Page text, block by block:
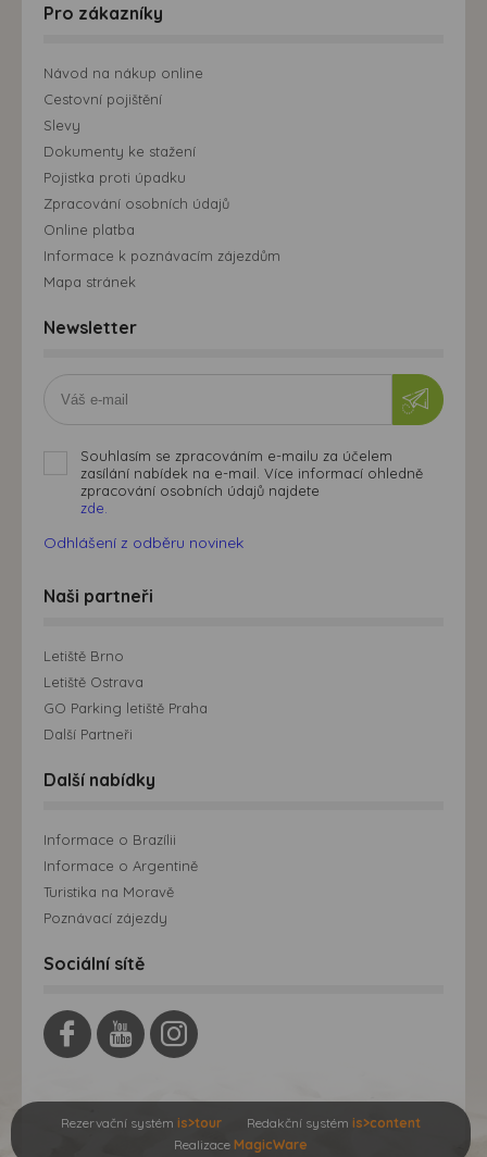
Pro zákazníky
Návod na nákup online
Cestovní pojištění
Slevy
Dokumenty ke stažení
Pojistka proti úpadku
Zpracování osobních údajů
Online platba
Informace k poznávacím zájezdům
Mapa stránek
Newsletter
Souhlasím se zpracováním e-mailu za účelem
zasílání nabídek na e-mail. Více informací ohledně
zpracování osobních údajů najdete
zde.
Odhlášení z odběru novinek
Naši partneři
Letiště Brno
Letiště Ostrava
GO Parking letiště Praha
Další Partneři
Další nabídky
Informace o Brazílii
Informace o Argentině
Turistika na Moravě
Poznávací zájezdy
Sociální sítě
Rezervační systém is>tour Redakční systém is>content
Realizace MagicWare